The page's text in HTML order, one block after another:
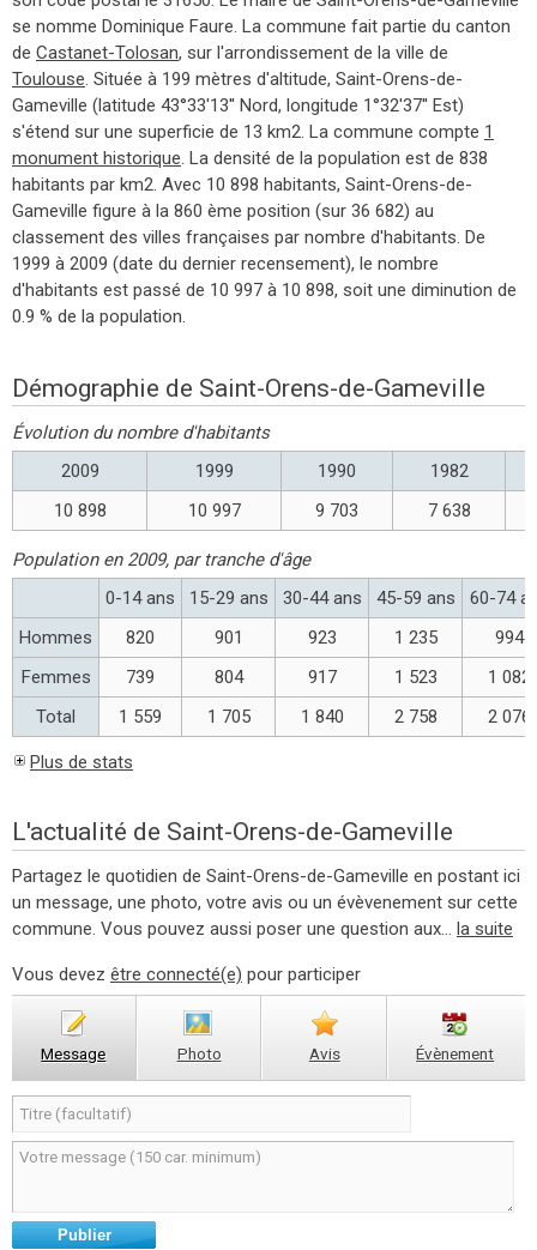
se nomme Dominique Faure. La commune fait partie du canton
de Castanet-Tolosan, sur l'arrondissement de la ville de
Toulouse. Située à 199 mètres d'altitude, Saint-Orens-de-
Gameville (latitude 43°33'13'' Nord, longitude 1°32'37'' Est)
s'étend sur une superficie de 13 km2. La commune compte 1
monument historique. La densité de la population est de 838
habitants par km2. Avec 10 898 habitants, Saint-Orens-de-
Gameville figure à la 860 ème position (sur 36 682) au
classement des villes françaises par nombre d'habitants. De
1999 à 2009 (date du dernier recensement), le nombre
d'habitants est passé de 10 997 à 10 898, soit une diminution de
0.9 % de la population.
Démographie de Saint-Orens-de-Gameville
Évolution du nombre d'habitants
2009
1999 1990
1982
10 898
10 997 9 703 7 638
Population en 2009, par tranche d'âge
0-14 ans
15-29 ans 30-44 ans 45-59 ans
60-74
Hommes
820 901 923 1 235
994
Femmes
739 804 917 1 523
1 082
Total
1 559 1 705 1 840 2 758 2 076
Plus de stats
L'actualité de Saint-Orens-de-Gameville
Partagez le quotidien de Saint-Orens-de-Gameville en postant ici
un message, une photo, votre avis ou un évèvenement sur cette
commune. Vous pouvez aussi poser une question aux... la suite
Vous devez être connecté(e) pour participer
Message Photo Avis Évènement
Publier